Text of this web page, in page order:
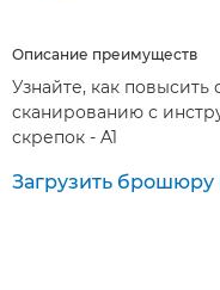
Описание преимуществ
Узнайте, как повысить
сканированию с
скрепок - A1
Загрузить брошюру